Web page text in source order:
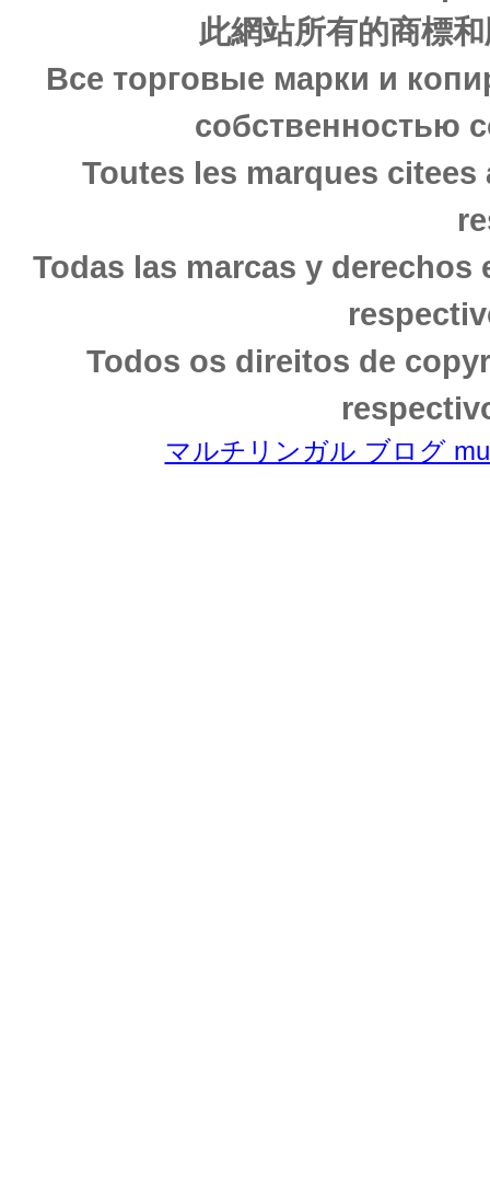
此網站所有的商標
Все торговые марки и
собственностью
Toutes les marques
Todas las marcas y
Todos os direitos de
マルチリンガル ブログ